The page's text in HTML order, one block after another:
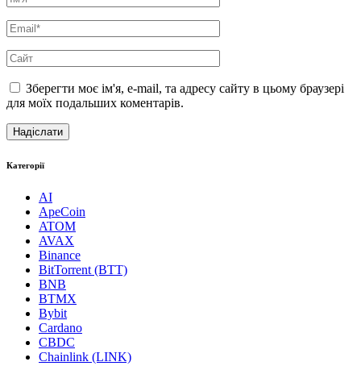
Зберегти моє ім'я, e-mail, та адресу сайту в цьому браузері
для моїх подальших коментарів.
Категорії
AI
ApeCoin
ATOM
AVAX
Binance
BitTorrent (BTT)
BNB
BTMX
Bybit
Cardano
CBDC
Chainlink (LINK)